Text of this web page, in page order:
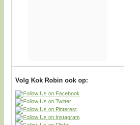
Volg Kok Robin ook op: